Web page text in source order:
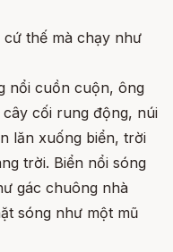
thế mà chạy như
nổi cuồn cuộn, ông
cối rung động, núi
lăn xuống biển, trời
trời. Biển nổi sóng
gác chuông nhà
sóng như một mũ